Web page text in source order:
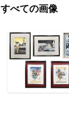
すべての画像